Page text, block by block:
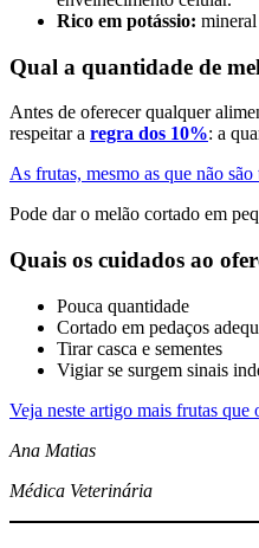
Rico em potássio:
Qual a quantidade de
Antes de oferecer qualquer
respeitar a regra dos 10%: a
As frutas, mesmo as que não
Pode dar o melão cortado em
Quais os cuidados ao
Pouca quantidade
Cortado em pedaços
Tirar casca e sementes
Vigiar se surgem sinais
Veja neste artigo mais frutas que
Ana Matias
Médica Veterinária